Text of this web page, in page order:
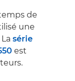
de
une
La série
est